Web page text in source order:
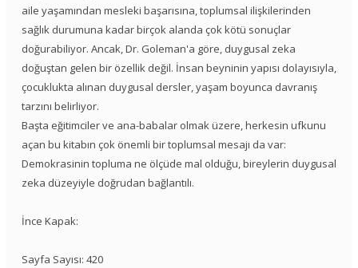
aile yaşamından mesleki başarısına, toplumsal ilişkilerinden
sağlık durumuna kadar birçok alanda çok kötü sonuçlar
doğurabiliyor. Ancak, Dr. Goleman'a göre, duygusal zeka
doğuştan gelen bir özellik değil. İnsan beyninin yapısı dolayısıyla,
çocuklukta alınan duygusal dersler, yaşam boyunca davranış
tarzını belirliyor.
Başta eğitimciler ve ana-babalar olmak üzere, herkesin ufkunu
açan bu kitabın çok önemli bir toplumsal mesajı da var:
Demokrasinin topluma ne ölçüde mal olduğu, bireylerin duygusal
zeka düzeyiyle doğrudan bağlantılı.
İnce Kapak:
Sayfa Sayısı: 420